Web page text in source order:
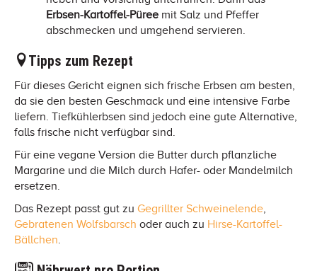
Erbsen-Kartoffel-Püree mit Salz und Pfeffer
abschmecken und umgehend servieren.
Tipps zum Rezept
Für dieses Gericht eignen sich frische Erbsen am besten,
da sie den besten Geschmack und eine intensive Farbe
liefern. Tiefkühlerbsen sind jedoch eine gute Alternative,
falls frische nicht verfügbar sind.
Für eine vegane Version die Butter durch pflanzliche
Margarine und die Milch durch Hafer- oder Mandelmilch
ersetzen.
Das Rezept passt gut zu Gegrillter Schweinelende,
Gebratenen Wolfsbarsch oder auch zu Hirse-Kartoffel-
Bällchen.